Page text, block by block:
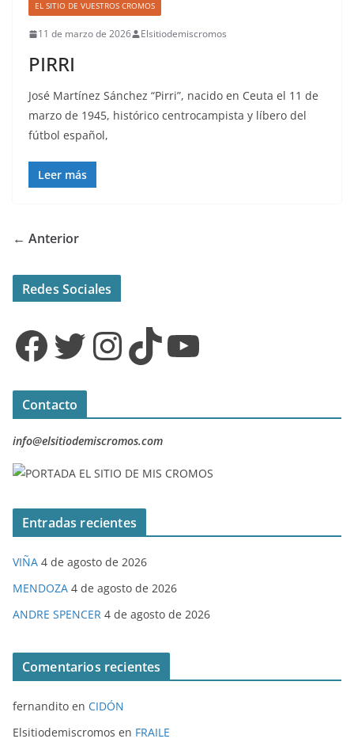
EL SITIO DE VUESTROS CROMOS
11 de marzo de 2026 Elsitiodemiscromos
PIRRI
José Martínez Sánchez “Pirri”, nacido en Ceuta el 11 de
marzo de 1945, histórico centrocampista y líbero del
fútbol español,
Leer más
← Anterior
Redes Sociales
Facebook Twitter InstagramTikTok YouTube
Contacto
info@elsitiodemiscromos.com
Entradas recientes
VIÑA 4 de agosto de 2026
MENDOZA 4 de agosto de 2026
ANDRE SPENCER 4 de agosto de 2026
Comentarios recientes
fernandito en CIDÓN
Elsitiodemiscromos en FRAILE